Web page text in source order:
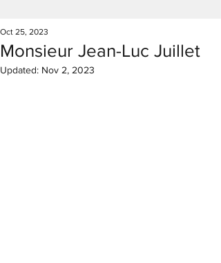
Monsieur Jean-Luc Juillet
Oct 25, 2023
Updated: Nov 2, 2023